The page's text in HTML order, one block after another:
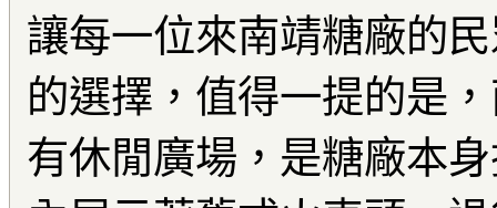
讓每一位來南靖糖廠的
的選擇，值得一提的是
有休閒廣場，是糖廠本